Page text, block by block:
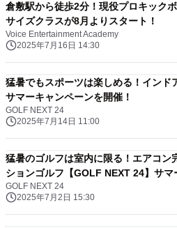
倉敷駅から徒歩2分！現役プロキック
サイズクラスが8月よりスタート！
Voice Entertainment Academy
2025年7月16日 14:30
猛暑でもスポーツは楽しめる！インド
サマーキャンペーンを開催！
GOLF NEXT 24
2025年7月14日 11:00
猛暑のゴルフは室内に限る！エアコン
ションゴルフ【GOLF NEXT 24】サマ
GOLF NEXT 24
2025年7月2日 15:30